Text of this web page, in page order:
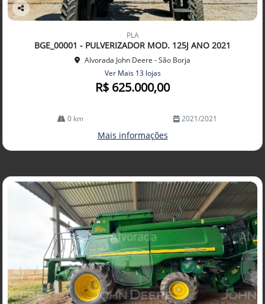
Co
PLA
BGE_00001 - PULVERIZADOR MOD. 125J ANO 2021
Alvorada John Deere - São Borja
Ver Mais 13 lojas
R$ 625.000,00
0 km 2021/2021
Mais informações